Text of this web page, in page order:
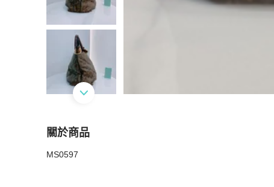
關於商品
關於MS0597 Louis Vuitton 路易威登 稀有皮款 蛇皮
MS0597